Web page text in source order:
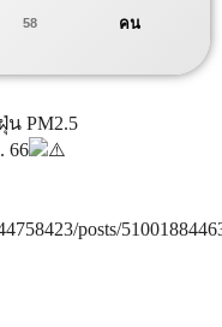
58 คน
PM2.5
66
posts/